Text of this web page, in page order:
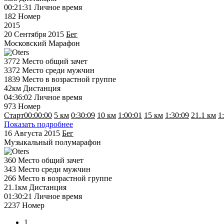
00:21:31 Личное время
182 Номер
2015
20 Сентября 2015 Бег
Московский Марафон
3772 Место общий зачет
3372 Место среди мужчин
1839 Место в возрастной группе
42км Дистанция
04:36:02 Личное время
973 Номер
Старт00:00:00 5 км 0:30:09 10 км 1:00:01 15 км 1:30:09 21.1 км
Показать подробнее
16 Августа 2015 Бег
Музыкальный полумарафон
360 Место общий зачет
343 Место среди мужчин
266 Место в возрастной группе
21.1км Дистанция
01:30:21 Личное время
2237 Номер
1